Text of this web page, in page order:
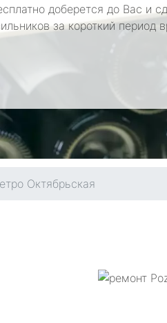
доберется до Вас и
за короткий период
Октябрьская